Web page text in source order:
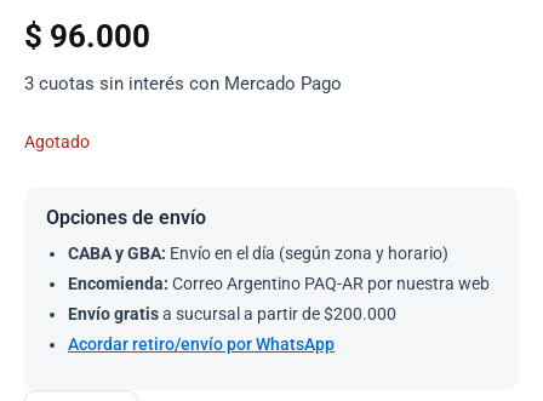
$ 96.000
3 cuotas sin interés con Mercado Pago
Agotado
Opciones de envío
CABA y GBA: Envío en el día (según zona y horario)
Encomienda: Correo Argentino PAQ-AR por nuestra web
Envío gratisa sucursal a partir de $200.000
Acordar retiro/envío por WhatsApp